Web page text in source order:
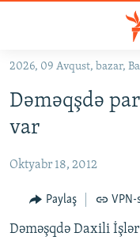
Əsas
qayıt
Əsas
qayıt
#ƏSLINDƏ
FƏRQƏ BAX
QANUNI DOĞRU
2026, 09 Avqust, bazar,
Dəməqşdə
var
Oktyabr 18, 2012
Paylaş VPN-
Dəməşqdə Daxili